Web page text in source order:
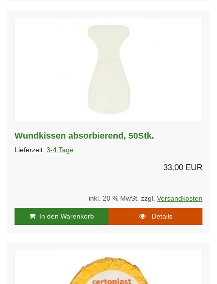
Wundkissen absorbierend, 50Stk.
Lieferzeit: 3-4 Tage
33,00 EUR
inkl. 20 % MwSt. zzgl. Versandkosten
In den Warenkorb Details